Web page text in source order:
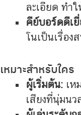
ละเอียด ทำ
คีย์บอร์ดดีเยี่
โนเป็นเรื่อง
เหมาะสำหรับใคร
ผู้เริ่มต้น:เห
เสียงที่นุ่มนว